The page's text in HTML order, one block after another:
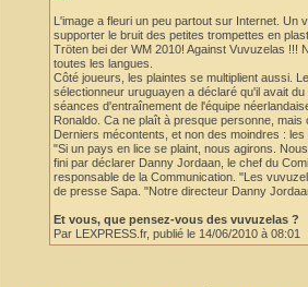
L'image a fleuri un peu partout sur Internet. Un
supporter le bruit des petites trompettes en
Tröten bei der WM 2010! Against Vuvuzelas
toutes les langues.
Côté joueurs, les plaintes se multiplient aussi.
sélectionneur uruguayen a déclaré qu'il avait
séances d'entraînement de l'équipe
Ronaldo. Ca ne plaît à presque personne,
Derniers mécontents, et non des moindres :
"Si un pays en lice se plaint, nous agirons.
fini par déclarer Danny Jordaan, le chef du
responsable de la Communication. "Les
de presse Sapa. "Notre directeur Danny
Et vous, que pensez-vous des vuvuzelas ?
Par LEXPRESS.fr, publié le 14/06/2010 à 08:01